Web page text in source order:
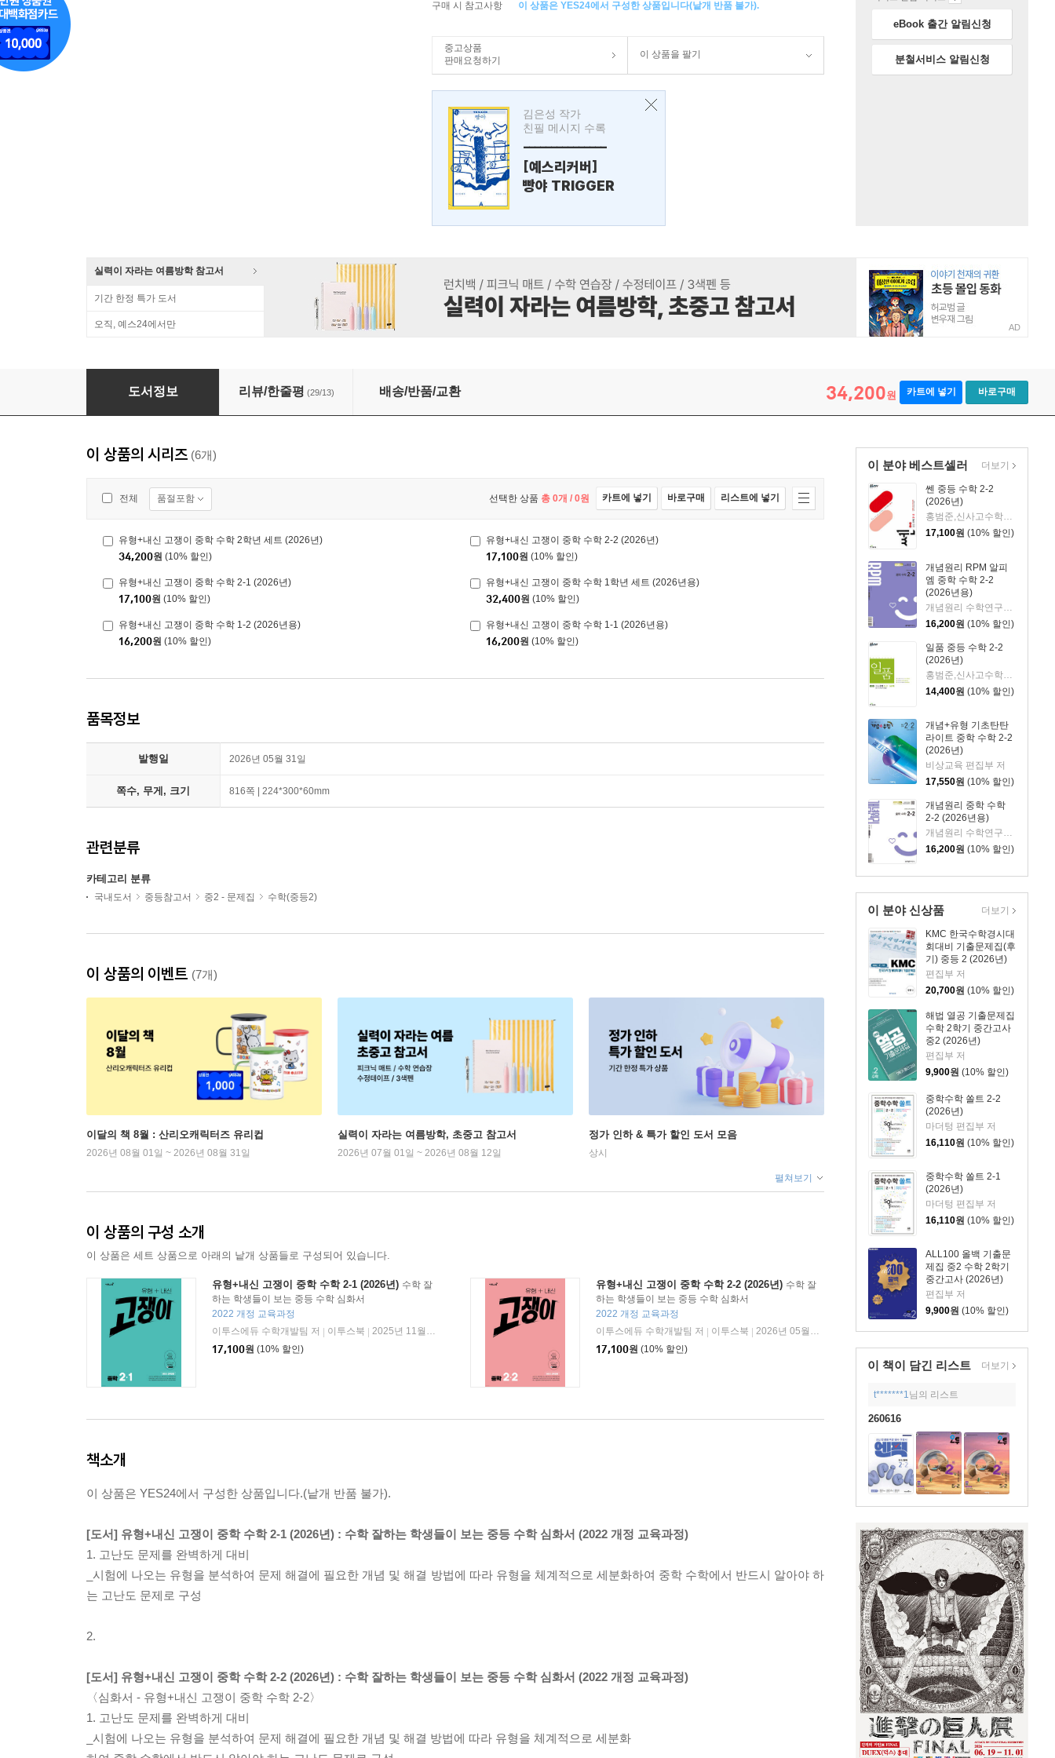
구매 시 참고사항 이 상품은 YES24에서 구성한 상품입니다(낱개 반품 불가).
중고상품
판매요청하기
이 상품을 팔기
김은성 작가
친필 메시지 수록
---------------
[예스리커버]
빵야 TRIGGER
eBook 출간 알림신청
분철서비스 알림신청
실력이 자라는 여름방학 참고서
기간 한정 특가 도서
오직, 예스24에서만 AD
유형+내신 고쟁이 중학 수학 2학년 세트 (2026년)
도서정보 리뷰/한줄평 (29/13) 배송/반품/교환 34,200원 카트에 넣기 바로구매
이 분야 베스트셀러
쎈 중등 수학 2-2
(2026년)
홍범준,신사고수학콘텐츠연구회 공저
17,100원 (10% 할인)
개념원리 RPM 알피
엠 중학 수학 2-2
(2026년용)
개념원리 수학연구소 저
16,200원 (10% 할인)
일품 중등 수학 2-2
(2026년)
홍범준,신사고수학콘텐츠연구회 공저
14,400원 (10% 할인)
개념+유형 기초탄탄
라이트 중학 수학 2-2
(2026년)
비상교육 편집부 저
17,550원 (10% 할인)
개념원리 중학 수학
2-2 (2026년용)
16,200원 (10% 할인)
더보기
이 분야 신상품
KMC 한국수학경시대
회대비 기출문제집(후
기) 중등 2 (2026년)
편집부 저
20,700원 (10% 할인)
해법 열공 기출문제집
수학 2학기 중간고사
중2 (2026년)
편집부 저
9,900원 (10% 할인)
중학수학 쏠트 2-2
(2026년)
마더텅 편집부 저
16,110원 (10% 할인)
중학수학 쏠트 2-1
(2026년)
마더텅 편집부 저
16,110원 (10% 할인)
ALL100 올백 기출문
제집 중2 수학 2학기
중간고사 (2026년)
편집부 저
9,900원 (10% 할인)
더보기
이 책이 담긴 리스트 더보기
t*******1님의 리스트
260616
이 상품의 시리즈 (6개)
전체 품절포함 선택한 상품 총 0개 / 0원 카트에 넣기 바로구매 리스트에 넣기
유형+내신 고쟁이 중학 수학 2학년 세트 (2026년)
34,200원 (10% 할인)
유형+내신 고쟁이 중학 수학 2-2 (2026년)
17,100원 (10% 할인)
유형+내신 고쟁이 중학 수학 2-1 (2026년)
17,100원 (10% 할인)
유형+내신 고쟁이 중학 수학 1학년 세트 (2026년용)
32,400원 (10% 할인)
유형+내신 고쟁이 중학 수학 1-2 (2026년용)
16,200원 (10% 할인)
유형+내신 고쟁이 중학 수학 1-1 (2026년용)
16,200원 (10% 할인)
품목정보
발행일 2026년 05월 31일
쪽수, 무게, 크기 816쪽 | 224*300*60mm
관련분류
카테고리 분류
국내도서 중등참고서 중2 - 문제집 수학(중등2)
이 상품의 이벤트 (7개)
이달의 책 8월 : 산리오캐릭터즈 유리컵
2026년 08월 01일 ~ 2026년 08월 31일
실력이 자라는 여름방학, 초중고 참고서
2026년 07월 01일 ~ 2026년 08월 12일
정가 인하 & 특가 할인 도서 모음
상시
펼쳐보기
이 상품의 구성 소개
이 상품은 세트 상품으로 아래의 낱개 상품들로 구성되어 있습니다.
유형+내신 고쟁이 중학 수학 2-1 (2026년) 수학 잘
하는 학생들이 보는 중등 수학 심화서
2022 개정 교육과정
이투스에듀 수학개발팀 저
이투스북
2025년 11월 30일
17,100원 (10% 할인)
유형+내신 고쟁이 중학 수학 2-2 (2026년) 수학 잘
하는 학생들이 보는 중등 수학 심화서
2022 개정 교육과정
이투스에듀 수학개발팀 저
이투스북
2026년 05월 31일
17,100원 (10% 할인)
책소개
이 상품은 YES24에서 구성한 상품입니다.(낱개 반품 불가).
[도서] 유형+내신 고쟁이 중학 수학 2-1 (2026년) : 수학 잘하는 학생들이 보는 중등 수학 심화서 (2022 개정 교육과정)
1. 고난도 문제를 완벽하게 대비
_시험에 나오는 유형을 분석하여 문제 해결에 필요한 개념 및 해결 방법에 따라 유형을 체계적으로 세분화하여 중학 수학에서 반드시 알아야 하
는 고난도 문제로 구성
2.
[도서] 유형+내신 고쟁이 중학 수학 2-2 (2026년) : 수학 잘하는 학생들이 보는 중등 수학 심화서 (2022 개정 교육과정)
〈심화서 - 유형+내신 고쟁이 중학 수학 2-2〉
1. 고난도 문제를 완벽하게 대비
_시험에 나오는 유형을 분석하여 문제 해결에 필요한 개념 및 해결 방법에 따라 유형을 체계적으로 세분화